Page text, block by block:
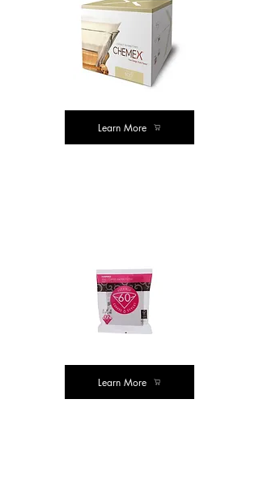
Learn More
Learn More